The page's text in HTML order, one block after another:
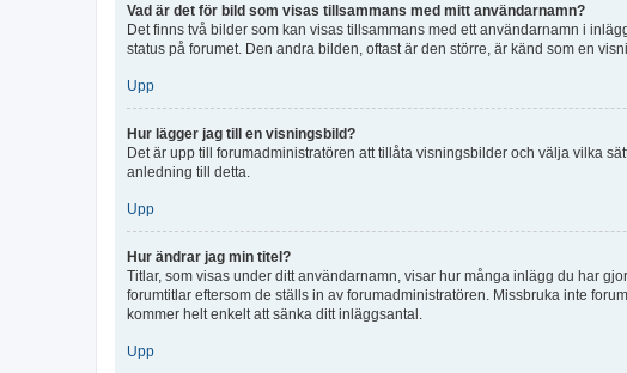
Vad är det för bild som visas tillsammans med mitt användarnamn?
Det finns två bilder som kan visas tillsammans med ett användarnamn i
status på forumet. Den andra bilden, oftast är den större, är känd som en
Upp
Hur lägger jag till en visningsbild?
Det är upp till forumadministratören att tillåta visningsbilder och välja vilka
anledning till detta.
Upp
Hur ändrar jag min titel?
Titlar, som visas under ditt användarnamn, visar hur många inlägg du har
forumtitlar eftersom de ställs in av forumadministratören. Missbruka inte
kommer helt enkelt att sänka ditt inläggsantal.
Upp